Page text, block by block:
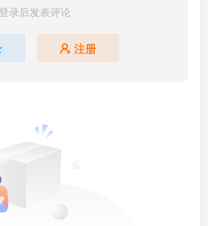
录后发表评论
注册